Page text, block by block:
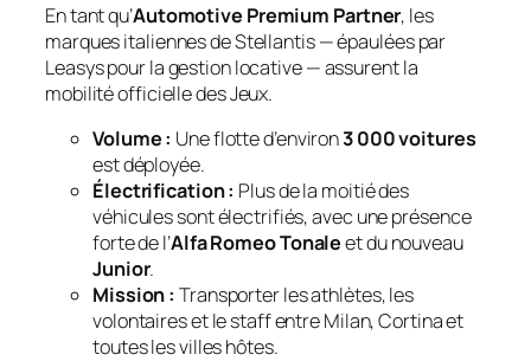
En tant qu’Automotive Premium Partner, les
marques italiennes de Stellantis — épaulées par
Leasys pour la gestion locative — assurent la
mobilité officielle des Jeux.
Volume : Une flotte d’environ3 000 voitures
est déployée.
Électrification : Plus de la moitié des
véhicules sont électrifiés, avec une présence
forte de l’Alfa Romeo Tonaleet du nouveau
Junior.
Mission : Transporter les athlètes, les
volontaires et le staff entre Milan, Cortina et
toutes les villes hôtes.